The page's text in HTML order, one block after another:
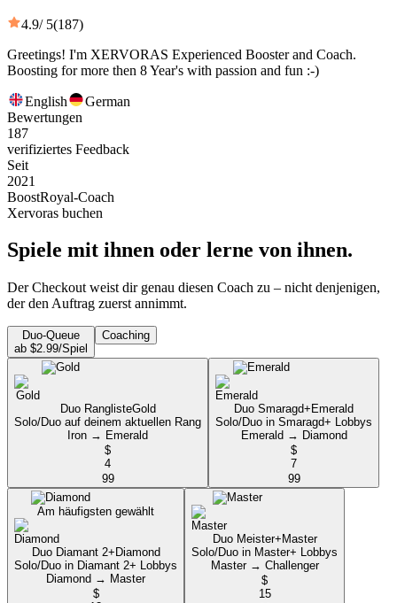
4.9/ 5(187)
Greetings! I'm XERVORAS Experienced Booster and Coach.
Boosting for more then 8 Year's with passion and fun :-)
English
German
Bewertungen
187
verifiziertes Feedback
Seit
2021
BoostRoyal-Coach
Xervoras buchen
Spiele mit ihnen oder lerne von ihnen.
Der Checkout weist dir genau diesen Coach zu – nicht denjenigen,
der den Auftrag zuerst annimmt.
Duo-Queue
ab $2.99/Spiel
Coaching
Duo RanglisteGold
Solo/Duo auf deinem aktuellen Rang
Iron → Emerald
$
4
99
Duo Smaragd+ Emerald
Solo/Duo in Smaragd+ Lobbys
Emerald → Diamond
$
7
99
Am häufigsten gewählt
Duo Diamant 2+ Diamond
Solo/Duo in Diamant 2+ Lobbys
Diamond → Master
$
Duo Meister+ Master
Solo/Duo in Master+ Lobbys
Master → Challenger
$
15